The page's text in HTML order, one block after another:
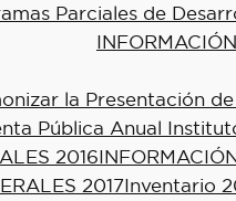
Parciales de
la Presentación
Pública Anual
2016
2017Inventario